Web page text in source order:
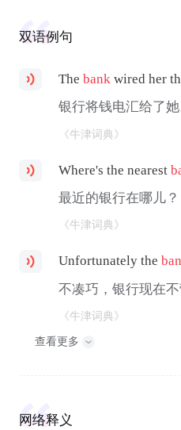
双语例句
Thebank wired her
银行将钱电汇给了她
《牛津词典》
Where's the nearest
最近的银行在哪儿？
《牛津词典》
Unfortunately the
不凑巧，银行现在不
《牛津词典》
查看更多
网络释义